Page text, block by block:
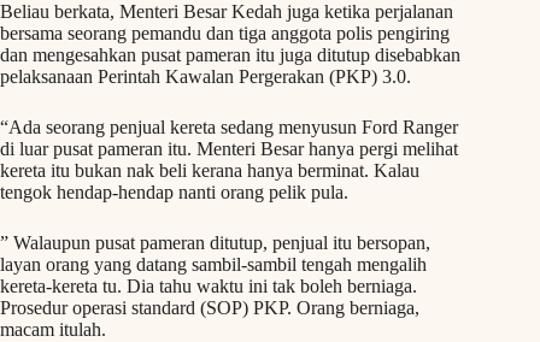
Beliau berkata, Menteri Besar Kedah juga ketika perjalanan
bersama seorang pemandu dan tiga anggota polis pengiring
dan mengesahkan pusat pameran itu juga ditutup disebabkan
pelaksanaan Perintah Kawalan Pergerakan (PKP) 3.0.
“Ada seorang penjual kereta sedang menyusun Ford Ranger
di luar pusat pameran itu. Menteri Besar hanya pergi melihat
kereta itu bukan nak beli kerana hanya berminat. Kalau
tengok hendap-hendap nanti orang pelik pula.
” Walaupun pusat pameran ditutup, penjual itu bersopan,
layan orang yang datang sambil-sambil tengah mengalih
kereta-kereta tu. Dia tahu waktu ini tak boleh berniaga.
Prosedur operasi standard (SOP) PKP. Orang berniaga,
macam itulah.